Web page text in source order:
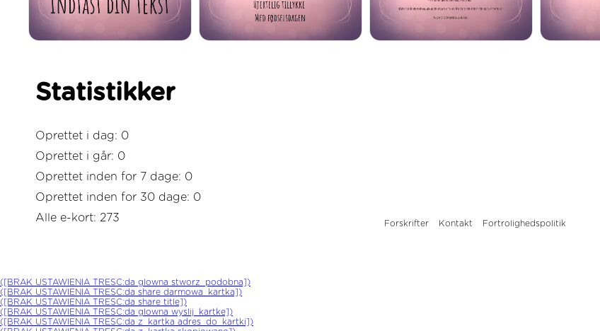
Statistikker
Oprettet i dag: 0
Oprettet i går: 0
Oprettet inden for 7 dage: 0
Oprettet inden for 30 dage: 0
Alle e-kort: 273
Forskrifter Kontakt Fortrolighedspolitik
([BRAK USTAWIENIA TRESC:da glowna stworz_podobna])
([BRAK USTAWIENIA TRESC:da share darmowa_kartka])
([BRAK USTAWIENIA TRESC:da share title])
([BRAK USTAWIENIA TRESC:da glowna wyslij_kartke])
([BRAK USTAWIENIA TRESC:da z_kartka adres_do_kartki])